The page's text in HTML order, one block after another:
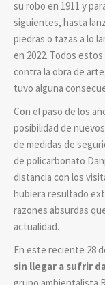
su robo en 1911 y
siguientes, hasta
piedras o tazas a lo
en 2022. Todos
contra la obra de
tuvo alguna
Con el paso de los
posibilidad de
de medidas de
de policarbonato
distancia con los
hubiera resultado
razones absurdas
actualidad.
En este reciente 28
sin llegar a sufrir